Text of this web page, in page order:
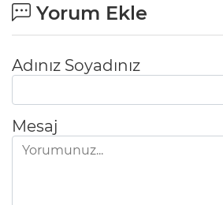
Yorum Ekle
Adınız Soyadınız
Mesaj